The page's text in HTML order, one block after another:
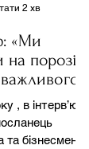
«Ми
порозі
що це
, в інтерв’ю на
бізнесмен
2 хв